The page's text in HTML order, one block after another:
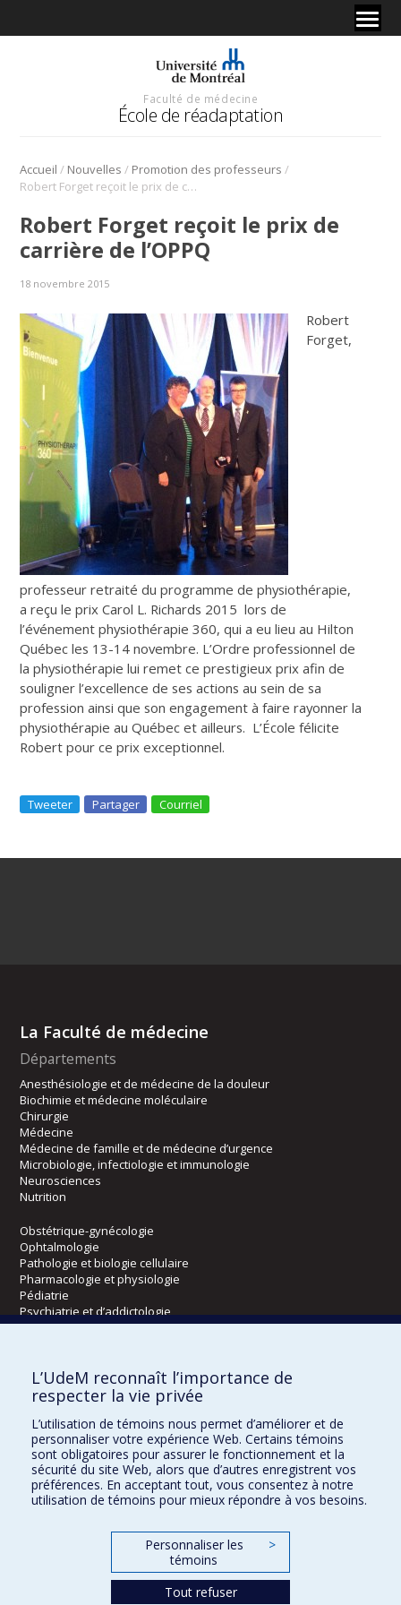
Faculté de médecine
École de réadaptation
Accueil / Nouvelles / Promotion des professeurs /
Robert Forget reçoit le prix de carrière de l’OPPQ
Robert Forget reçoit le prix de
carrière de l’OPPQ
18 novembre 2015
Robert
Forget,
professeur retraité du programme de physiothérapie,
a reçu le prix Carol L. Richards 2015 lors de
l’événement physiothérapie 360, qui a eu lieu au Hilton
Québec les 13-14 novembre. L’Ordre professionnel de
la physiothérapie lui remet ce prestigieux prix afin de
souligner l’excellence de ses actions au sein de sa
profession ainsi que son engagement à faire rayonner la
physiothérapie au Québec et ailleurs. L’École félicite
Robert pour ce prix exceptionnel.
Tweeter Partager Courriel
La Faculté de médecine
Départements
Anesthésiologie et de médecine de la douleur
Biochimie et médecine moléculaire
Chirurgie
Médecine
Médecine de famille et de médecine d’urgence
Microbiologie, infectiologie et immunologie
Neurosciences
Nutrition
Obstétrique-gynécologie
Ophtalmologie
Pathologie et biologie cellulaire
Pharmacologie et physiologie
Pédiatrie
Psychiatrie et d’addictologie
Radiologie, radio-oncologie et médecine nucléaire
Écoles
Orthophonie et audiologie
Réadaptation
Directions
L’UdeM reconnaît l’importance de
respecter la vie privée
L’utilisation de témoins nous permet d’améliorer et de
personnaliser votre expérience Web. Certains témoins
sont obligatoires pour assurer le fonctionnement et la
sécurité du site Web, alors que d’autres enregistrent vos
préférences. En acceptant tout, vous consentez à notre
utilisation de témoins pour mieux répondre à vos besoins.
Personnaliser les
témoins
>
Tout refuser